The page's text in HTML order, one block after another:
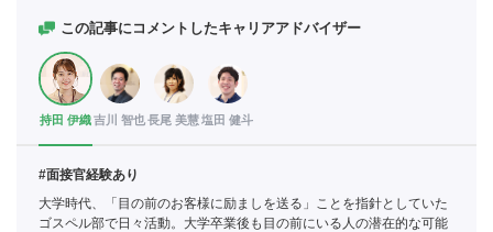
この記事にコメントしたキャリアアドバイザー
持田 伊織吉川 智也長尾 美慧塩田 健斗
#面接官経験あり
大学時代、「目の前のお客様に励ましを送る」ことを指針としていた
ゴスペル部で日々活動。大学卒業後も目の前にいる人の潜在的な可能